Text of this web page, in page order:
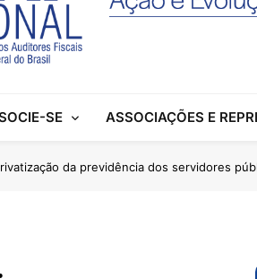
Almoço em homenagem ao Dia
Preparativos para o XIX Encontro
Almoço em homenagem ao Dia
SE ASSOCIAÇÕES E
da previdência dos servidores